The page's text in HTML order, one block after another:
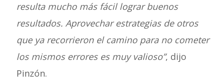
resulta mucho más fácil lograr buenos
resultados. Aprovechar estrategias de otros
que ya recorrieron el camino para no cometer
los mismos errores es muy valioso”, dijo
Pinzón.